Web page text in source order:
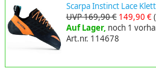
Scarpa Instinct Lace
UVP 169,90 € 149,90 €
Auf Lager, noch 1
Art.nr. 114678